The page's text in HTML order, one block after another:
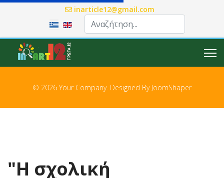
inarticle12@gmail.com
Επιλέξτε τη γλώσσα σας
© 2026 Your Company. Designed By JoomShaper
"Η σχολική